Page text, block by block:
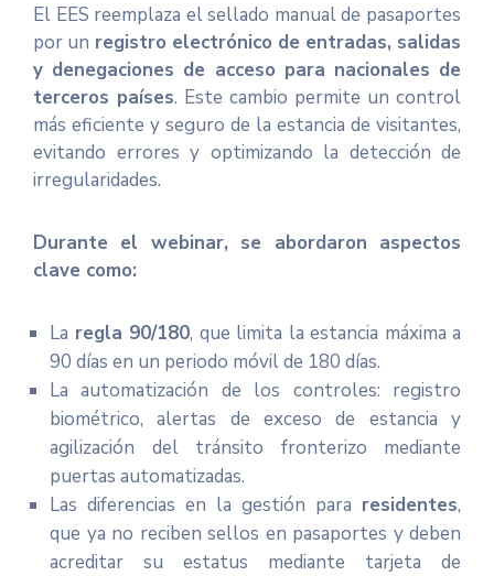
El EES reemplaza el sellado manual de pasaportes
por un registro electrónico de entradas, salidas
y denegaciones de acceso para nacionales de
terceros países. Este cambio permite un control
más eficiente y seguro de la estancia de visitantes,
evitando errores y optimizando la detección de
irregularidades.
Durante el webinar, se abordaron aspectos
clave como:
La regla 90/180, que limita la estancia máxima a
90 días en un periodo móvil de 180 días.
La automatización de los controles: registro
biométrico, alertas de exceso de estancia y
agilización del tránsito fronterizo mediante
puertas automatizadas.
Las diferencias en la gestión para residentes,
que ya no reciben sellos en pasaportes y deben
acreditar su estatus mediante tarjeta de